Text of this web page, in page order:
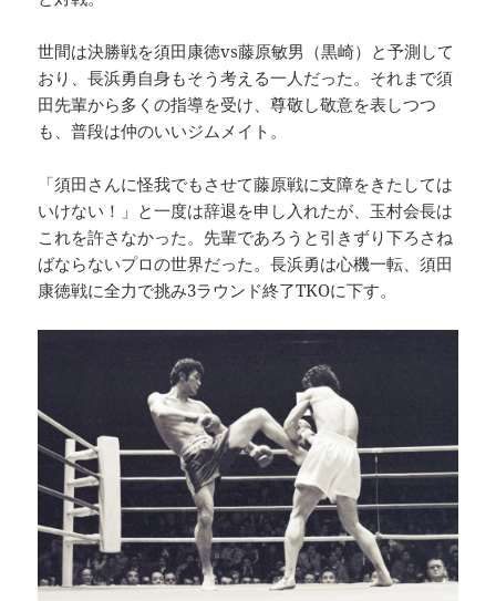
世間は決勝戦を須田康徳vs藤原敏男（黒崎）と予測して
おり、長浜勇自身もそう考える一人だった。それまで須
田先輩から多くの指導を受け、尊敬し敬意を表しつつ
も、普段は仲のいいジムメイト。
「須田さんに怪我でもさせて藤原戦に支障をきたしては
いけない！」と一度は辞退を申し入れたが、玉村会長は
これを許さなかった。先輩であろうと引きずり下ろさね
ばならないプロの世界だった。長浜勇は心機一転、須田
康徳戦に全力で挑み3ラウンド終了TKOに下す。